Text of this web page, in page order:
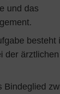
und das
besteht
der ärztlichen
Bindeglied